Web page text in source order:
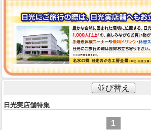
並び替え
日光実店舗特集
1